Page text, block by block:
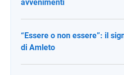
avvenimenti
“Essere o non essere”: il
di Amleto